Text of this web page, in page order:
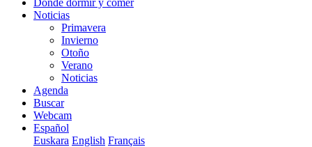
Dónde dormir y comer
Noticias
Primavera
Invierno
Otoño
Verano
Noticias
Agenda
Buscar
Webcam
Español
Euskara English Français